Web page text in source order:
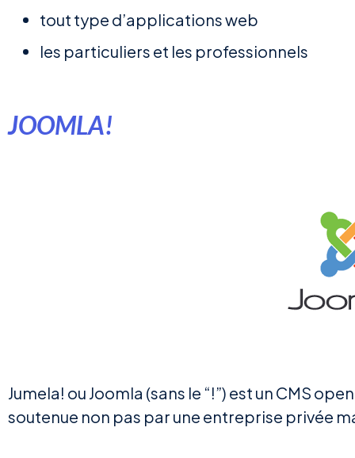
tout type d’applications web
les particuliers et les professionnels
JOOMLA!
Jumela! ou Joomla (sans le “!”) est un CMS
soutenue non pas par une entreprise privée